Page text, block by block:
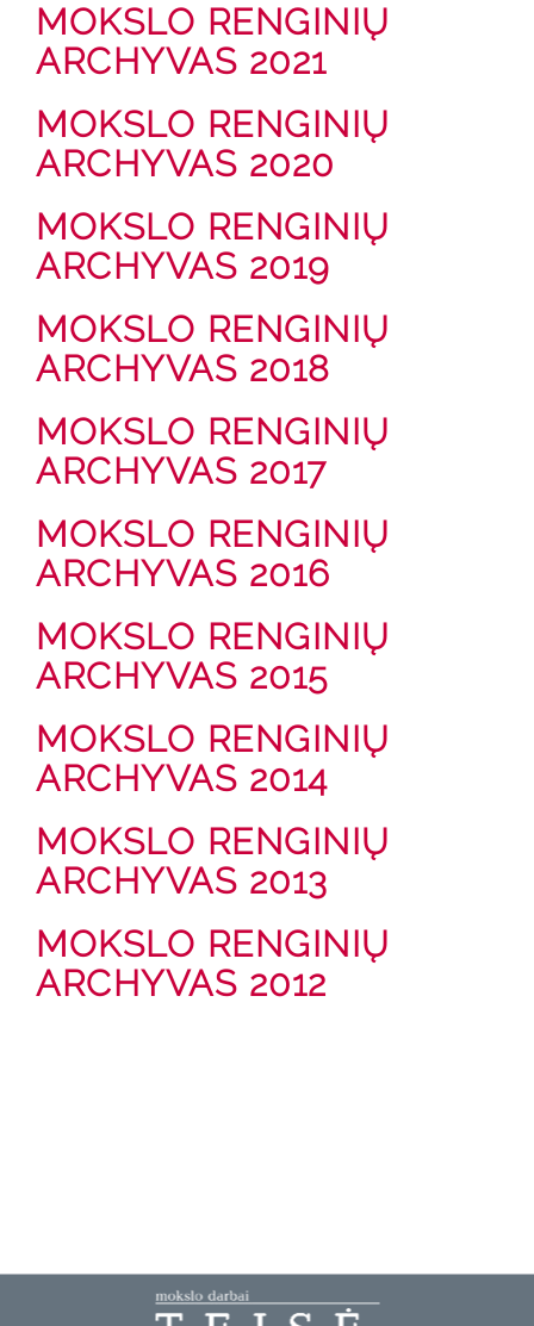
MOKSLO RENGINIŲ
ARCHYVAS 2021
MOKSLO RENGINIŲ
ARCHYVAS 2020
MOKSLO RENGINIŲ
ARCHYVAS 2019
MOKSLO RENGINIŲ
ARCHYVAS 2018
MOKSLO RENGINIŲ
ARCHYVAS 2017
MOKSLO RENGINIŲ
ARCHYVAS 2016
MOKSLO RENGINIŲ
ARCHYVAS 2015
MOKSLO RENGINIŲ
ARCHYVAS 2014
MOKSLO RENGINIŲ
ARCHYVAS 2013
MOKSLO RENGINIŲ
ARCHYVAS 2012